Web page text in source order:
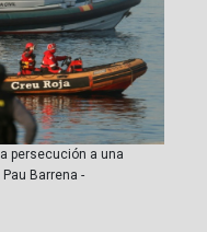
persecución a una
Barrena -